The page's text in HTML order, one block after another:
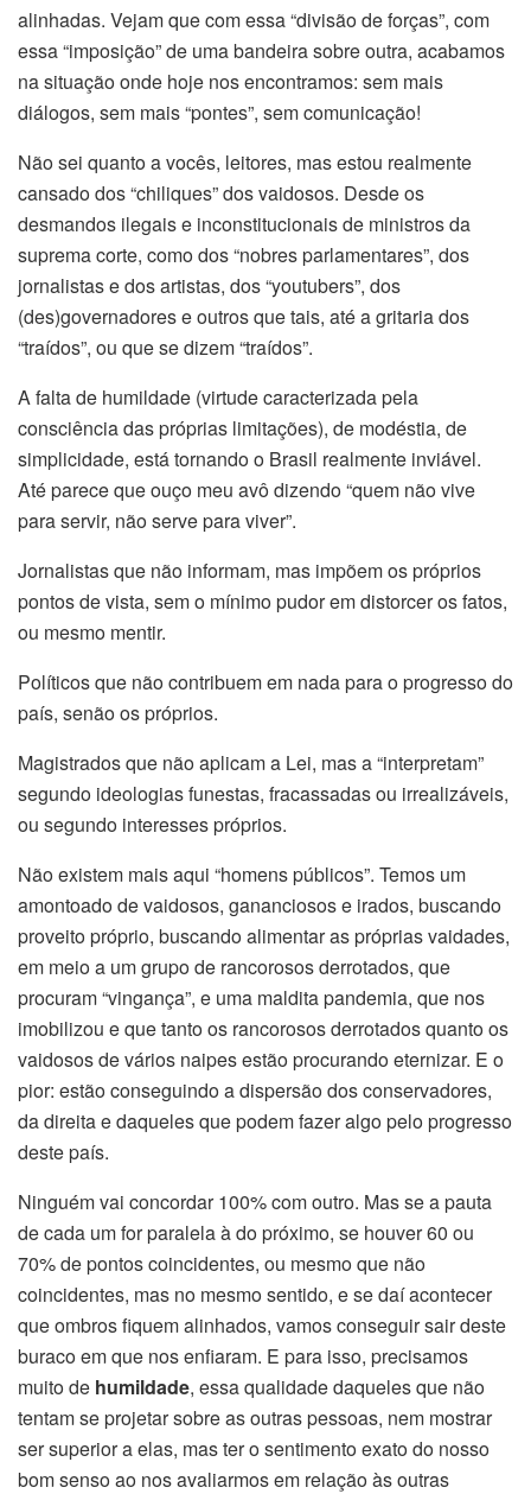
alinhadas. Vejam que com essa “divisão de forças”, com
essa “imposição” de uma bandeira sobre outra, acabamos
na situação onde hoje nos encontramos: sem mais
diálogos, sem mais “pontes”, sem comunicação!
Não sei quanto a vocês, leitores, mas estou realmente
cansado dos “chiliques” dos vaidosos. Desde os
desmandos ilegais e inconstitucionais de ministros da
suprema corte, como dos “nobres parlamentares”, dos
jornalistas e dos artistas, dos “youtubers”, dos
(des)governadores e outros que tais, até a gritaria dos
“traídos”, ou que se dizem “traídos”.
A falta de humildade (virtude caracterizada pela
consciência das próprias limitações), de modéstia, de
simplicidade, está tornando o Brasil realmente inviável.
Até parece que ouço meu avô dizendo “quem não vive
para servir, não serve para viver”.
Jornalistas que não informam, mas impõem os próprios
pontos de vista, sem o mínimo pudor em distorcer os fatos,
ou mesmo mentir.
Políticos que não contribuem em nada para o progresso do
país, senão os próprios.
Magistrados que não aplicam a Lei, mas a “interpretam”
segundo ideologias funestas, fracassadas ou irrealizáveis,
ou segundo interesses próprios.
Não existem mais aqui “homens públicos”. Temos um
amontoado de vaidosos, gananciosos e irados, buscando
proveito próprio, buscando alimentar as próprias vaidades,
em meio a um grupo de rancorosos derrotados, que
procuram “vingança”, e uma maldita pandemia, que nos
imobilizou e que tanto os rancorosos derrotados quanto os
vaidosos de vários naipes estão procurando eternizar. E o
pior: estão conseguindo a dispersão dos conservadores,
da direita e daqueles que podem fazer algo pelo progresso
deste país.
Ninguém vai concordar 100% com outro. Mas se a pauta
de cada um for paralela à do próximo, se houver 60 ou
70% de pontos coincidentes, ou mesmo que não
coincidentes, mas no mesmo sentido, e se daí acontecer
que ombros fiquem alinhados, vamos conseguir sair deste
buraco em que nos enfiaram. E para isso, precisamos
muito de humildade, essa qualidade daqueles que não
tentam se projetar sobre as outras pessoas, nem mostrar
ser superior a elas, mas ter o sentimento exato do nosso
bom senso ao nos avaliarmos em relação às outras